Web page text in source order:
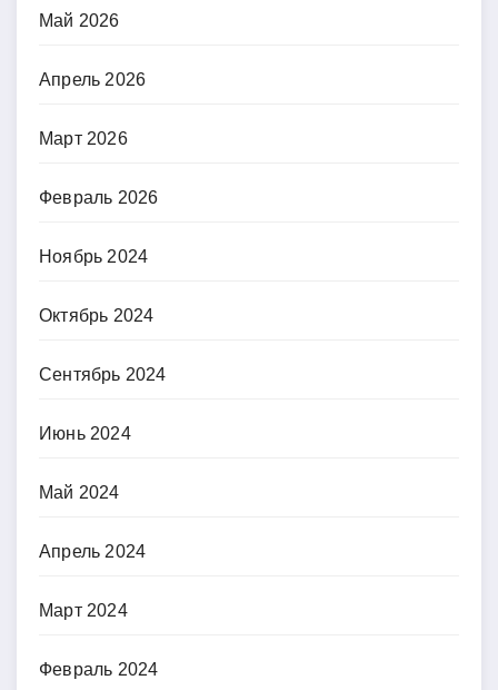
Май 2026
Апрель 2026
Март 2026
Февраль 2026
Ноябрь 2024
Октябрь 2024
Сентябрь 2024
Июнь 2024
Май 2024
Апрель 2024
Март 2024
Февраль 2024